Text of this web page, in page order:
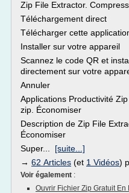
Zip File Extractor.
Téléchargement direct
Télécharger cette
Installer sur votre appareil
Scannez le code QR et
directement sur votre
Annuler
Applications Productivité
zip. Économiser
Description de Zip File
Économiser
Super... [suite...]
→ 62 Articles (et 1 Vidéos)
Voir également :
Ouvrir Fichier Zip Gratuit En